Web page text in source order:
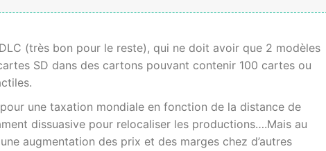
(très bon pour le reste), qui ne doit avoir que 2 modèles
SD dans des cartons pouvant contenir 100 cartes ou
une taxation mondiale en fonction de la distance de
dissuasive pour relocaliser les productions….Mais au
augmentation des prix et des marges chez d’autres